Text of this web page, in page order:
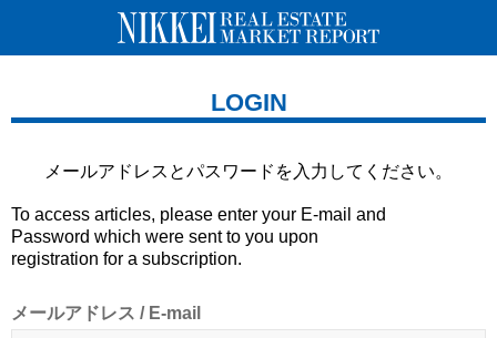
LOGIN
メールアドレスとパスワードを 入力してください。
To access articles, please enter your E-mail and
Password which were sent to you upon
registration for a subscription.
メールアドレス / E-mail